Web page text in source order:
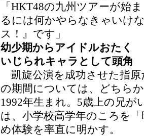
「HKT48の九州ツアーが始
るには何かやらなきゃいけ
ス！』です」
幼少期からアイドルおたく
いじられキャラとして頭角
凱旋公演を成功させた指
の期間については、どちら
1992年生まれ。5歳上の兄
は、小学校高学年のころを
め体験を率直に明かす。